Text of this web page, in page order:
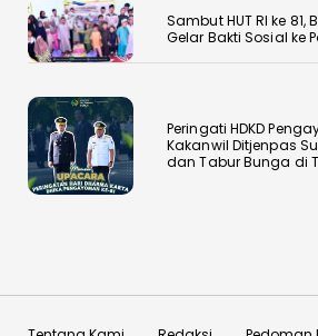
‎Sambut HUT RI ke
Gelar Bakti Sosial ke
Peringati HDKD
Kakanwil Ditjenpas
dan Tabur Bunga di